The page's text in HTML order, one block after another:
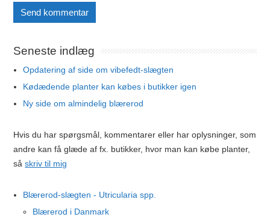
Seneste indlæg
Opdatering af side om vibefedt-slægten
Kødædende planter kan købes i butikker igen
Ny side om almindelig blærerod
Hvis du har spørgsmål, kommentarer eller har oplysninger, som
andre kan få glæde af fx. butikker, hvor man kan købe planter,
såskriv til mig
Blærerod-slægten - Utricularia spp.
Blærerod i Danmark